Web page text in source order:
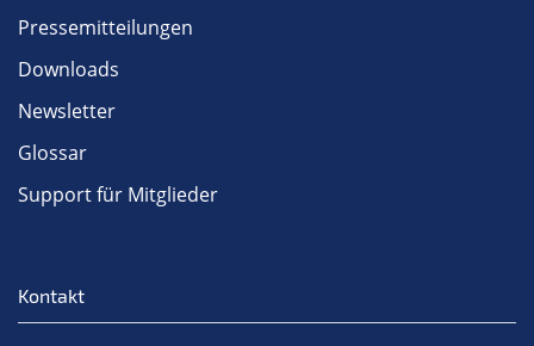
Pressemitteilungen
Downloads
Newsletter
Glossar
Support für Mitglieder
Kontakt